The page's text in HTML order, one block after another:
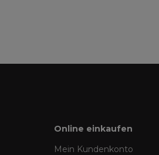
Online einkaufen
Mein Kundenkonto